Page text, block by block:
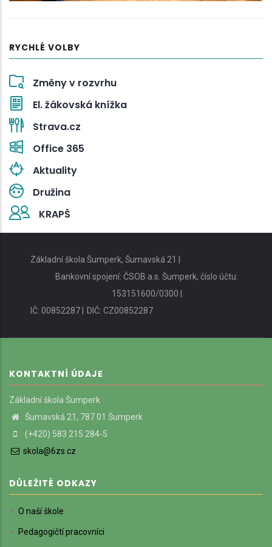
RYCHLÉ VOLBY
Změny v rozvrhu
El. žákovská knížka
Strava.cz
Office 365
Aktuality
Družina
KRAPŠ
Základní škola Šumperk, Šumavská 21 |
Bankovní spojení: ČSOB a.s. Šumperk, číslo účtu:
153151600/0300 |
IČ: 00852287 |
DIČ: CZ00852287
KONTAKTNÍ ÚDAJE
Základní škola Šumperk
Šumavská 21, 787 01 Šumperk
(+420) 583 215 284-5
skola@6zs.cz
DŮLEŽITÉ ODKAZY
O naší škole
Pedagogičtí pracovníci